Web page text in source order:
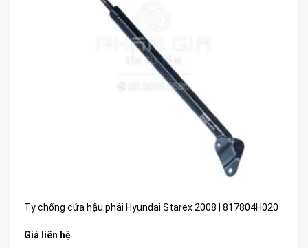
Ty chống cửa hậu phải Hyundai Starex 2008 | 817804H020
Giá liên hệ